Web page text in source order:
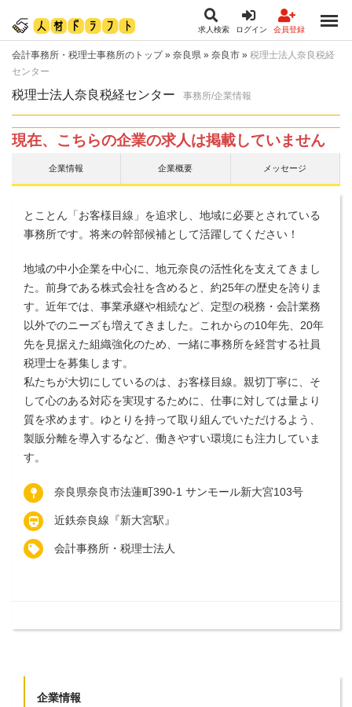
求人検索 ログイン 会員登録
会計事務所・税理士事務所のトップ» 奈良県 » 奈良市 » 税理士法人奈良税経
センター
税理士法人奈良税経センター 事務所/企業情報
現在、こちらの企業の求人は掲載していません
企業情報 企業概要 メッセージ
とことん「お客様目線」を追求し、地域に必要とされている
事務所です。将来の幹部候補として活躍してください！
地域の中小企業を中心に、地元奈良の活性化を支えてきまし
た。前身である株式会社を含めると、約25年の歴史を誇りま
す。近年では、事業承継や相続など、定型の税務・会計業務
以外でのニーズも増えてきました。これからの10年先、20年
先を見据えた組織強化のため、一緒に事務所を経営する社員
税理士を募集します。
私たちが大切にしているのは、お客様目線。親切丁寧に、そ
して心のある対応を実現するために、仕事に対しては量より
質を求めます。ゆとりを持って取り組んでいただけるよう、
製販分離を導入するなど、働きやすい環境にも注力していま
す。
奈良県奈良市法蓮町390-1 サンモール新大宮103号
近鉄奈良線『新大宮駅』
会計事務所・税理士法人
企業情報